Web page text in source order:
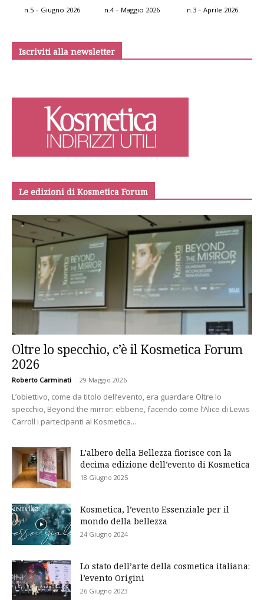
n.5 – Giugno 2026 n.4 – Maggio 2026 n.3 – Aprile 2026
Iscriviti alla newsletter
Le edizioni di Kosmetica Forum
Oltre lo specchio, c’è il Kosmetica Forum
2026
Roberto Carminati - 29 Maggio 2026
L’obiettivo, come da titolo dell’evento, era guardare Oltre lo
specchio, Beyond the mirror: ebbene, facendo come l’Alice di Lewis
Carroll i partecipanti al Kosmetica...
L’albero della Bellezza fiorisce con la
decima edizione dell’evento di Kosmetica
18 Giugno 2025
Kosmetica, l’evento Essenziale per il
mondo della bellezza
24 Giugno 2024
Lo stato dell’arte della cosmetica italiana:
l’evento Origini
26 Giugno 2023